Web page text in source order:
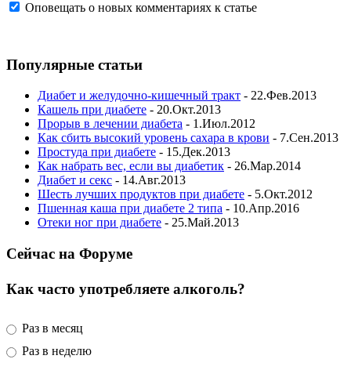
Оповещать о новых комментариях к статье
Популярные статьи
Диабет и желудочно-кишечный тракт - 22.Фев.2013
Кашель при диабете - 20.Окт.2013
Прорыв в лечении диабета - 1.Июл.2012
Как сбить высокий уровень сахара в крови - 7.Сен.2013
Простуда при диабете - 15.Дек.2013
Как набрать вес, если вы диабетик - 26.Мар.2014
Диабет и секс - 14.Авг.2013
Шесть лучших продуктов при диабете - 5.Окт.2012
Пшенная каша при диабете 2 типа - 10.Апр.2016
Отеки ног при диабете - 25.Май.2013
Сейчас на Форуме
Как часто употребляете алкоголь?
Раз в месяц
Раз в неделю